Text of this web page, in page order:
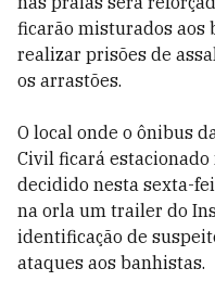
ficarão misturados aos
realizar prisões de
os arrastões.
O local onde o ônibus
Civil ficará
decidido nesta sexta-
na orla um trailer do
identificação de
ataques aos banhistas.